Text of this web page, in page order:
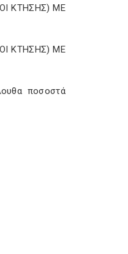
ΚΤΗΣΗΣ) ΜΕ
ΚΤΗΣΗΣ) ΜΕ
ποσοστά